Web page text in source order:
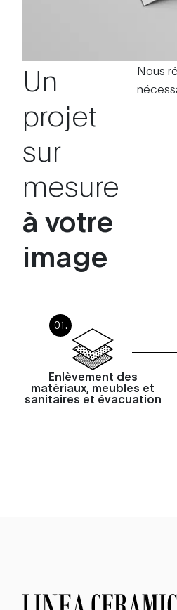
Un
projet
sur
mesure
à votre
image
Nous
Enlèvement des
matériaux, meubles et
sanitaires et évacuation